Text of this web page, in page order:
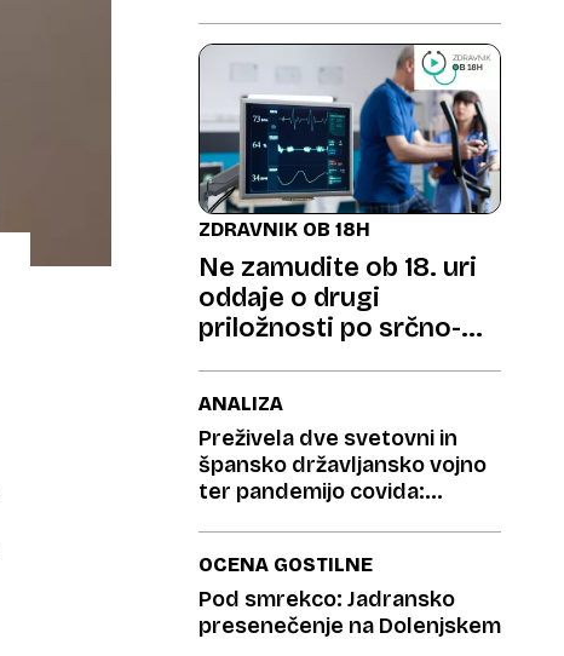
ZDRAVNIK OB 18H
Ne zamudite ob 18. uri
oddaje o drugi
priložnosti po srčno-
ANALIZA
Preživela dve svetovni in
špansko državljansko vojno
ter pandemijo covida:
OCENA GOSTILNE
Pod smrekco: Jadransko
presenečenje na Dolenjskem